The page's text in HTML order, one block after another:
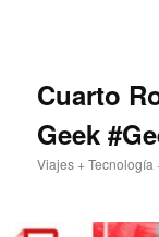
Cuarto
Geek
Viajes +